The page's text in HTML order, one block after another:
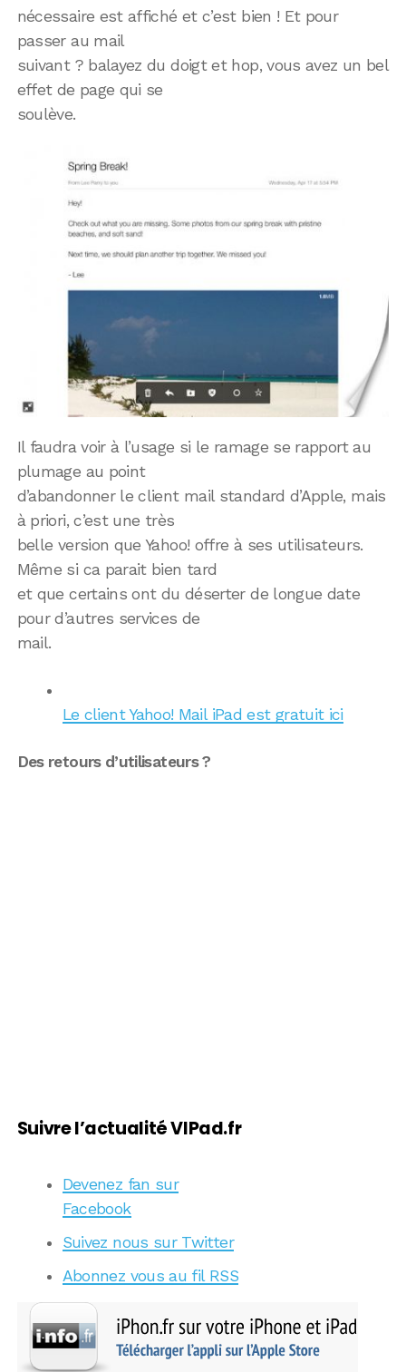
nécessaire est affiché et c’est bien ! Et pour
passer au mail
suivant ? balayez du doigt et hop, vous avez un bel
effet de page qui se
soulève.
Il faudra voir à l’usage si le ramage se rapport au
plumage au point
d’abandonner le client mail standard d’Apple, mais
à priori, c’est une très
belle version que Yahoo! offre à ses utilisateurs.
Même si ca parait bien tard
et que certains ont du déserter de longue date
pour d’autres services de
mail.
Le client Yahoo! Mail iPad est gratuit ici
Des retours d’utilisateurs ?
Suivre l’actualité VIPad.fr
Devenez fan sur
Facebook
Suivez nous sur Twitter
Abonnez vous au fil RSS